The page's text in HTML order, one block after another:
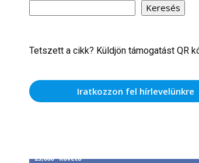
Keresés
Tetszett a cikk? Küldjön támogatást QR
Iratkozzon fel hírlevelünkre
25,000 Követő